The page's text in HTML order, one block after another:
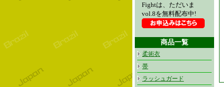
Fightは、ただいま
vol.8を無料配布中!
商品一覧
柔術衣
帯
ラッシュガード